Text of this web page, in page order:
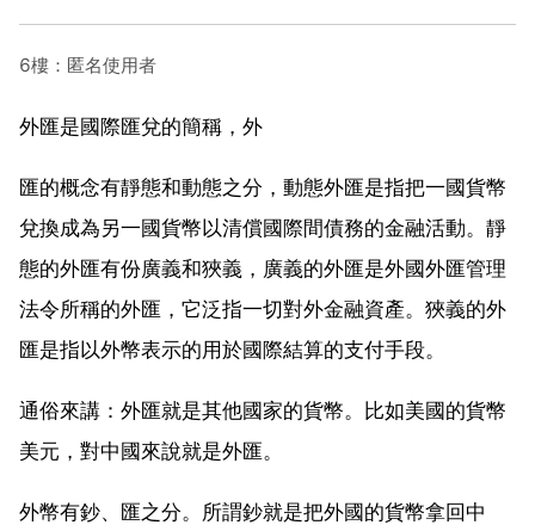
6樓：匿名使用者
外匯是國際匯兌的簡稱，外
匯的概念有靜態和動態之分，動態外匯是指把一國貨幣
兌換成為另一國貨幣以清償國際間債務的金融活動。靜
態的外匯有份廣義和狹義，廣義的外匯是外國外匯管理
法令所稱的外匯，它泛指一切對外金融資產。狹義的外
匯是指以外幣表示的用於國際結算的支付手段。
通俗來講：外匯就是其他國家的貨幣。比如美國的貨幣
美元，對中國來說就是外匯。
外幣有鈔、匯之分。所謂鈔就是把外國的貨幣拿回中